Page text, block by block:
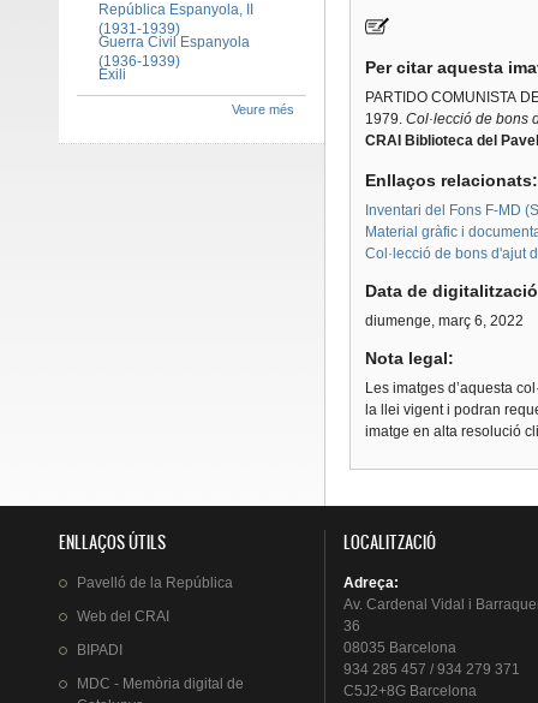
Per citar aquesta
PARTIDO COMUNISTA
1979. Col·lecció de bons
CRAI Biblioteca del
Enllaços
Inventari del Fons F-MD
Material gràfic i
Col·lecció de bons d'ajut
Data de
diumenge, març 6, 2022
Nota legal:
Les imatges d’aquesta
la llei vigent i podran
imatge en alta resolució
República Espanyola, II
(1931-1939)
Guerra Civil Espanyola
(1936-1939)
Exili
Veure més
ENLLAÇOS ÚTILS
Pavelló de la República
Web del CRAI
BIPADI
MDC - Memòria digital de
LOCALITZACIÓ
Adreça:
Av. Cardenal Vidal i
36
08035 Barcelona
934 285 457 / 934 279 371
C5J2+8G Barcelona